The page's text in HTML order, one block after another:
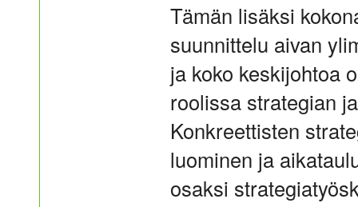
Tämän lisäksi
suunnittelu aivan
ja koko keskijohtoa
roolissa strategian
Konkreettisten
luominen ja
osaksi